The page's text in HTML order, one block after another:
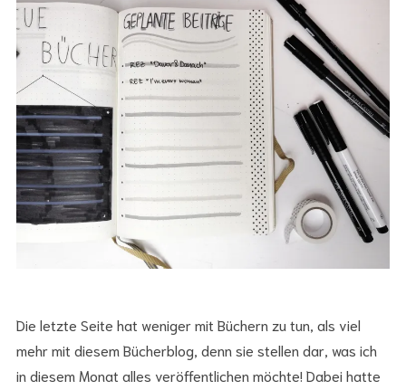
Die letzte Seite hat weniger mit Büchern zu tun, als viel
mehr mit diesem Bücherblog, denn sie stellen dar, was ich
in diesem Monat alles veröffentlichen möchte! Dabei hatte